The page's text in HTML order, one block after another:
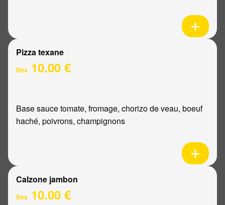
Pizza texane
Dès 10.00 €
Base sauce tomate, fromage, chorizo de veau, boeuf
haché, poivrons, champignons
Calzone jambon
Dès 10.00 €